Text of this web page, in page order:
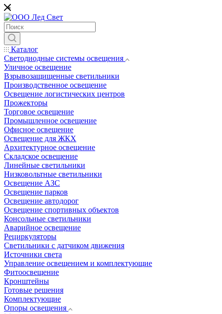
Каталог
Светодиодные системы освещения
Уличное освещение
Взрывозащищенные светильники
Производственное освещение
Освещение логистических центров
Прожекторы
Торговое освещение
Промышленное освещение
Офисное освещение
Освещение для ЖКХ
Архитектурное освещение
Складское освещение
Линейные светильники
Низковольтные светильники
Освещение АЗС
Освещение парков
Освещение автодорог
Освещение спортивных объектов
Консольные светильники
Аварийное освещение
Рециркуляторы
Светильники с датчиком движения
Источники света
Управление освещением и комплектующие
Фитоосвещение
Кронштейны
Готовые решения
Комплектующие
Опоры освещения
*